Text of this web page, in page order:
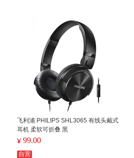
飞利浦 PHILIPS SHL3065 有线头戴式
耳机 柔软可折叠 黑
¥ 99.00
自营